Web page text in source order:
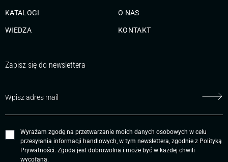
KATALOGI
WIEDZA
O NAS
KONTAKT
Zapisz się do newslettera
Wyrażam zgodę na przetwarzanie moich danych osobowych w celu
przesyłania informacji handlowych, w tym newslettera, zgodnie z Polityką
Prywatności. Zgoda jest dobrowolna i może być w każdej chwili
wycofana.